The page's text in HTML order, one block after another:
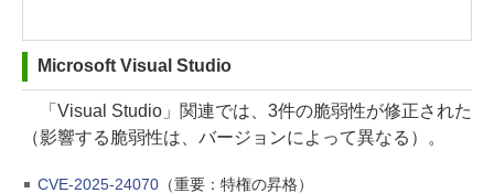
Microsoft Visual Studio
「Visual Studio」関連では、3件の脆弱性が修正された
（影響する脆弱性は、バージョンによって異なる）。
CVE-2025-24070（重要：特権の昇格）